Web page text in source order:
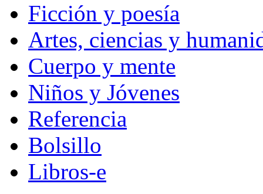
Ficción y poesía
Artes, ciencias y
Cuerpo y mente
Niños y Jóvenes
Referencia
Bolsillo
Libros-e